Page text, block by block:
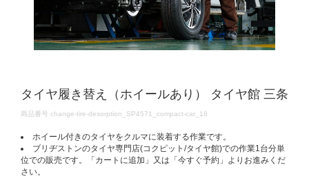
タイヤ履き替え（ホイールあり） タイヤ館 三条
DETAILS
商品番号 change-tire-desorption_SP4571_compact-car_18
ホイール付きのタイヤをクルマに装着する作業です。
ブリヂストンのタイヤ専門店(コクピット/タイヤ館)での作業1台分単
位での販売です。「カートに追加」又は「今すぐ予約」よりお進みくだ
さい。